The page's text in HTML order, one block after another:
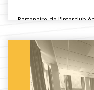
Partenaire de l'Interclub
Toutes les actus de